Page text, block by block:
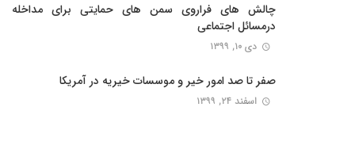
چالش های فراروی سمن های حمایتی برای مداخله
درمسائل اجتماعی
دی ۱۰, ۱۳۹۹
صفر تا صد امور خیر و موسسات خیریه در آمریکا
اسفند ۲۴, ۱۳۹۹